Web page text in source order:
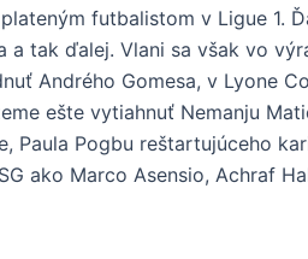
futbalistom v Ligue 1.
a tak ďalej. Vlani sa však vo
Andrého Gomesa, v Lyone
ešte vytiahnuť Nemanju
Paula Pogbu reštartujúceho
ako Marco Asensio, Achraf